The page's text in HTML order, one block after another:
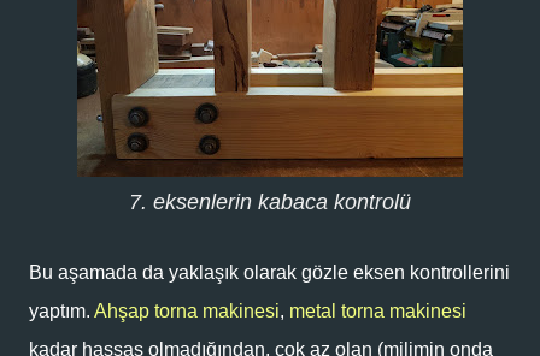
7. eksenlerin kabaca kontrolü
Bu aşamada da yaklaşık olarak gözle eksen kontrollerini
yaptım. Ahşap torna makinesi, metal torna makinesi
kadar hassas olmadığından, çok az olan (milimin onda